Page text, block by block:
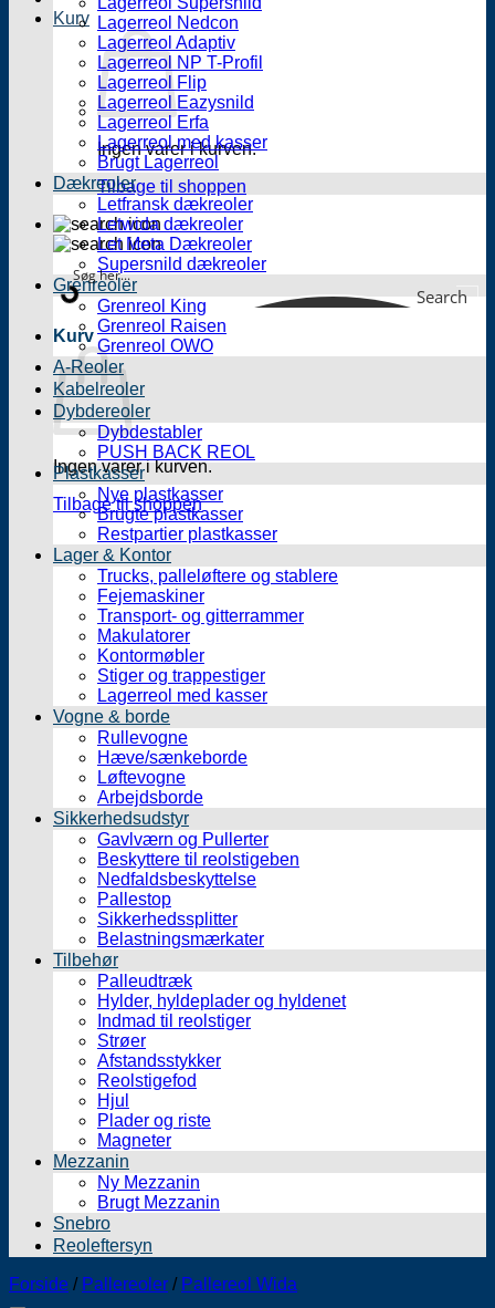
Kurv
Ingen varer i kurven.
Tilbage til shoppen
Search
Kurv
Ingen varer i kurven.
Tilbage til shoppen
Lagerreol Nedcon
Lagerreol Adaptiv
Lagerreol NP T-Profil
Lagerreol Flip
Lagerreol Eazysnild
Lagerreol Erfa
Lagerreol med kasser
Brugt Lagerreol
Dækreoler
Letfransk dækreoler
Letwida dækreoler
Let Meta Dækreoler
Supersnild dækreoler
Grenreoler
Grenreol King
Grenreol Raisen
Grenreol OWO
A-Reoler
Kabelreoler
Dybdereoler
Dybdestabler
PUSH BACK REOL
Plastkasser
Nye plastkasser
Brugte plastkasser
Restpartier plastkasser
Lager & Kontor
Trucks, palleløftere og stablere
Fejemaskiner
Transport- og gitterrammer
Makulatorer
Kontormøbler
Stiger og trappestiger
Lagerreol med kasser
Vogne & borde
Rullevogne
Hæve/sænkeborde
Løftevogne
Arbejdsborde
Sikkerhedsudstyr
Gavlværn og Pullerter
Beskyttere til reolstigeben
Nedfaldsbeskyttelse
Pallestop
Sikkerhedssplitter
Belastningsmærkater
Tilbehør
Palleudtræk
Hylder, hyldeplader og hyldenet
Indmad til reolstiger
Strøer
Afstandsstykker
Reolstigefod
Hjul
Plader og riste
Magneter
Mezzanin
Ny Mezzanin
Brugt Mezzanin
Snebro
Reoleftersyn
Forside / Pallereoler / Pallereol Wida